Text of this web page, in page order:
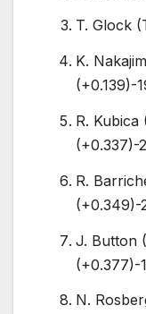
T. Glock
K.
(+0.139)-
R. Kubica
(+0.337)-
R.
(+0.349)-
J. Button
(+0.377)-
N.